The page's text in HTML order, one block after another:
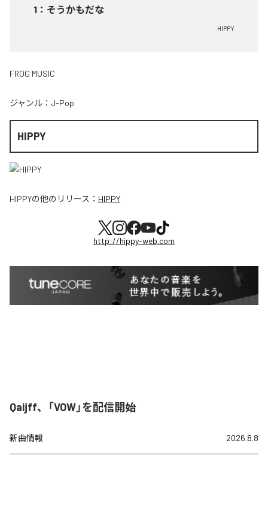
1 ： そうかもだな
HIPPY
FROG MUSIC
ジャンル： J-Pop
HIPPY
HIPPYの他のリリース： HIPPY
http://hippy-web.com
Qaijff、「VOW」を配信開始
新曲情報 2026.8.8